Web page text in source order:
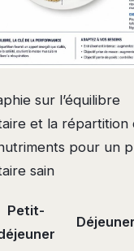
sur l’équilibre
et la répartition
pour un
sain
Petit-
Déjeuner